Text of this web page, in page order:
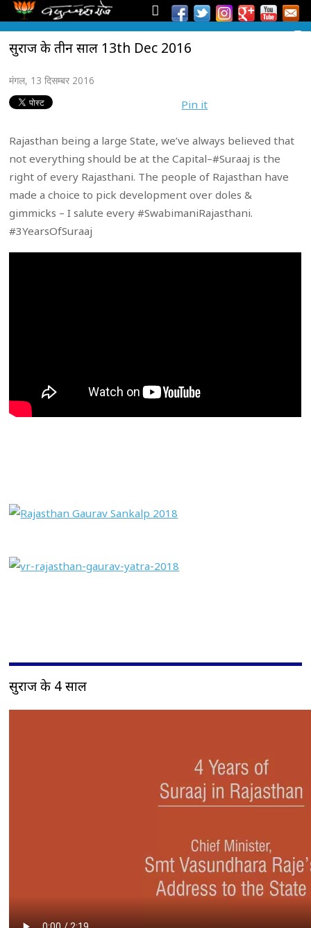
सुराज के तीन साल 13th Dec 2016
मंगल, 13 दिसम्बर 2016
Pin it
Rajasthan being a large State, we’ve always believed that
not everything should be at the Capital–#Suraaj is the
right of every Rajasthani. The people of Rajasthan have
made a choice to pick development over doles &
gimmicks – I salute every #SwabimaniRajasthani.
#3YearsOfSuraaj
सुराज के 4 साल